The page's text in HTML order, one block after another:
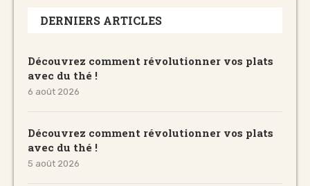
DERNIERS ARTICLES
Découvrez comment révolutionner vos plats
avec du thé !
6 août 2026
Découvrez comment révolutionner vos plats
avec du thé !
5 août 2026